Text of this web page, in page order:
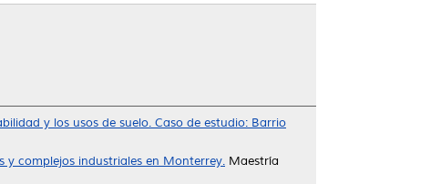
y los usos de suelo. Caso de estudio: Barrio
y complejos industriales en Monterrey. Maestría